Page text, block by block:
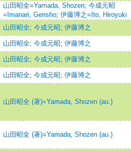
山田昭全=Yamada, Shozen; 今成元昭
=Imanari, Gensho; 伊藤博之=Ito, Hiroyuki
山田昭全; 今成元昭; 伊藤博之
山田昭全; 今成元昭; 伊藤博之
山田昭全; 今成元昭; 伊藤博之
山田昭全; 今成元昭; 伊藤博之
山田昭全 (著)=Yamada, Shozen (au.)
山田昭全 (著)=Yamada, Shozen (au.)